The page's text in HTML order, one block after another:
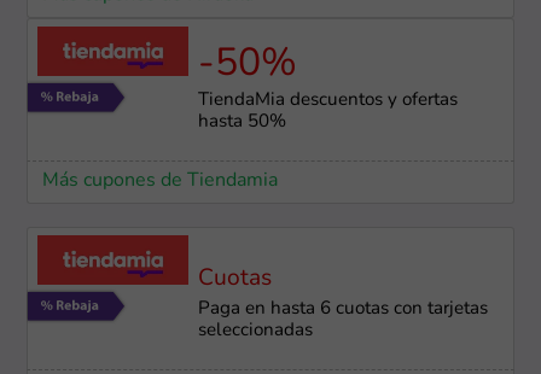
-50%
TiendaMia descuentos y ofertas
hasta 50%
Más cupones de Tiendamia
Cuotas
Paga en hasta 6 cuotas con tarjetas
seleccionadas